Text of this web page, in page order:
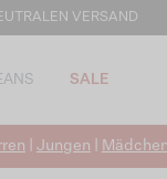
VERSAND
SALE
Jungen